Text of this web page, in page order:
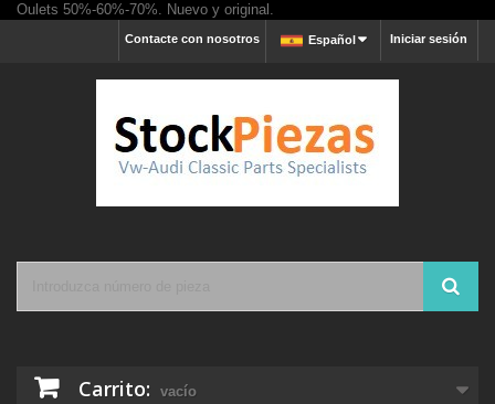
Oulets 50%-60%-70%. Nuevo y original.
Iniciar sesión
Español
Contacte con nosotros
Carrito: vacío